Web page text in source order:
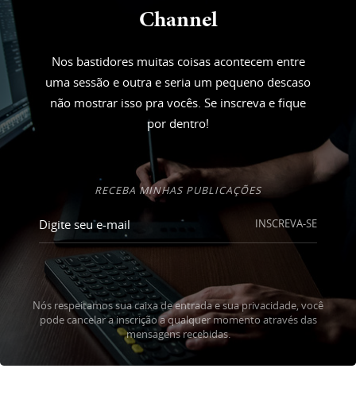
Channel
Nos bastidores muitas coisas acontecem entre
uma sessão e outra e seria um pequeno descaso
não mostrar isso pra vocês. Se inscreva e fique
por dentro!
RECEBA MINHAS PUBLICAÇÕES
INSCREVA-SE
Nós respeitamos sua caixa de entrada e sua privacidade, você
pode cancelar a inscrição a qualquer momento através das
mensagens recebidas.